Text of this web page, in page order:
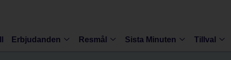
Erbjudanden Resmål Sista Minuten Tillval